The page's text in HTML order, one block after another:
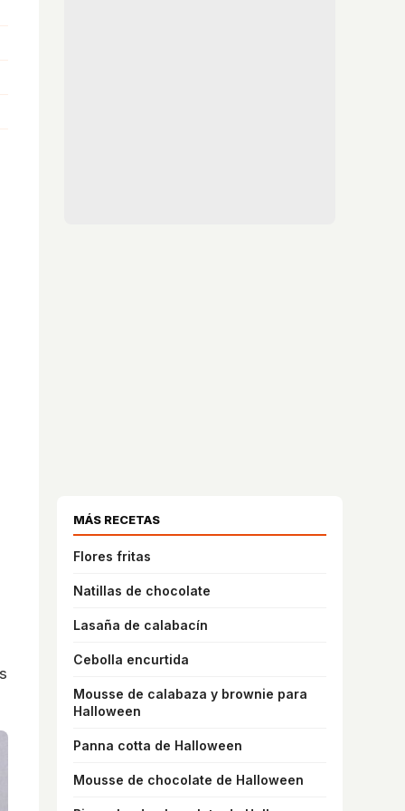
MÁS RECETAS
Flores fritas
Natillas de chocolate
Lasaña de calabacín
Cebolla encurtida
Mousse de calabaza y brownie para
Halloween
Panna cotta de Halloween
Mousse de chocolate de Halloween